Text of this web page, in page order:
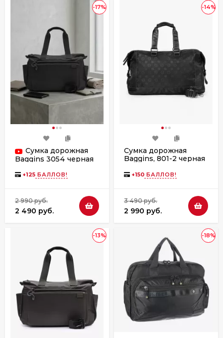
-17%
Сумка дорожная
Baggins 3054 черная
+125 БАЛЛОВ!
2 990 руб.
2 490 руб.
-14%
Сумка дорожная
Baggins, 801-2 черная
+150 БАЛЛОВ!
3 490 руб.
2 990 руб.
-13% -18%